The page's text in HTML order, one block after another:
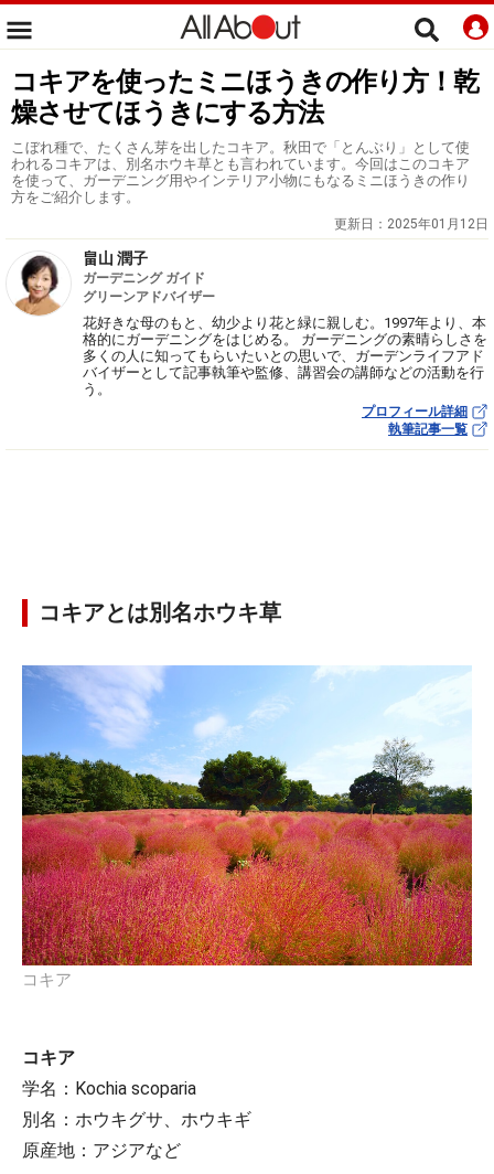
コキアを使ったミニほうきの作り方！乾
燥させてほうきにする方法
こぼれ種で、たくさん芽を出したコキア。秋田で「とんぶり」として使
われるコキアは、別名ホウキ草とも言われています。今回はこのコキア
を使って、ガーデニング用やインテリア小物にもなるミニほうきの作り
方をご紹介します。
更新日： 2025年01月12日
畠山 潤子
ガーデニング ガイド
グリーンアドバイザー
花好きな母のもと、幼少より花と緑に親しむ。1997年より、本
格的にガーデニングをはじめる。 ガーデニングの素晴らしさを
多くの人に知ってもらいたいとの思いで、ガーデンライフアド
バイザーとして記事執筆や監修、講習会の講師などの活動を行
う。
プロフィール詳細
執筆記事一覧
コキアとは別名ホウキ草
コキア
コキア
学名：Kochia scoparia
別名：ホウキグサ、ホウキギ
原産地：アジアなど